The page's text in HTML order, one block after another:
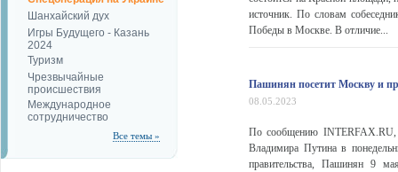
Шанхайский дух
Игры Будущего - Казань
2024
Туризм
Чрезвычайные
происшествия
Международное
сотрудничество
Все темы »
источник. По словам
Победы в Москве. В отличие...
Пашинян посетит Москву и
08.05.2023
По сообщению INTERFAX.RU,
Владимира Путина в
правительства, Пашинян 9